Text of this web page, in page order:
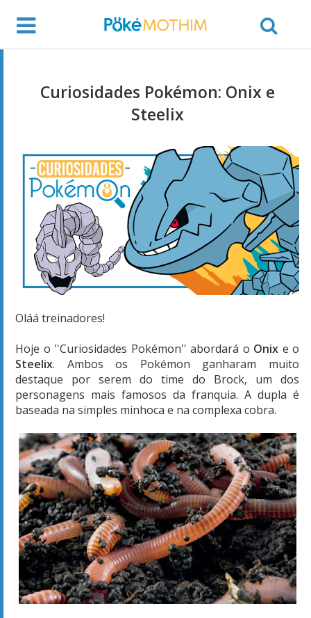
Curiosidades Pokémon: Onix e
Steelix
Oláá treinadores!
Hoje o ''Curiosidades Pokémon'' abordará o Onix e o
Steelix. Ambos os Pokémon ganharam muito
destaque por serem do time do Brock, um dos
personagens mais famosos da franquia. A dupla é
baseada na simples minhoca e na complexa cobra.